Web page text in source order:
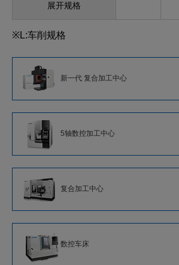
展开规格
※L:车削规格
新一代 复合加工中心
新一代 复合加工中心
5轴数控加工中心
5轴数控立式加工中心
5轴数控卧式加工中心
复合加工中心
智能化复合加工中心
复合加工中心
数控车床